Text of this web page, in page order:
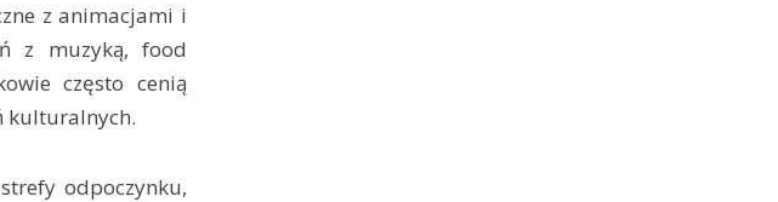
z animacjami i
z muzyką, food
często cenią
kulturalnych.
odpoczynku,